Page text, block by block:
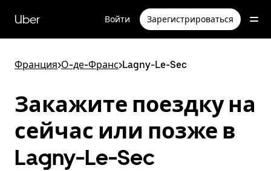
перейти
к
Uber Войти Зарегистрироваться
Франция>О-де-Франс>Lagny-Le-Sec
Закажите поездку на
сейчас или позже в
Lagny-Le-Sec